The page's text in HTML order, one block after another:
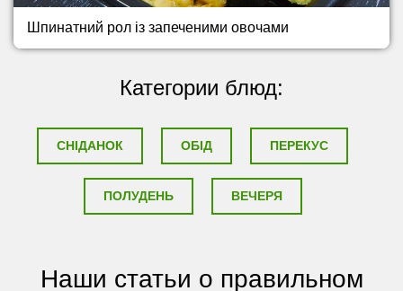
Шпинатний рол із запеченими овочами
Категории блюд:
СНІДАНОК ОБІД ПЕРЕКУС
ПОЛУДЕНЬ ВЕЧЕРЯ
Наши статьи о правильном